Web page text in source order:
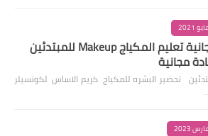
دورة مجانية تعليم المكياج Makeup للمبتدئين
مجانية
تحضير البشره للمكياج كريم الاساس لكونسيلر